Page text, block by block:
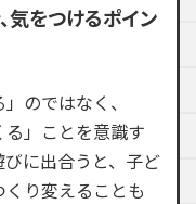
気をつけるポイン
のではなく、
る」ことを意識す
に出合うと、子ど
り変えることも